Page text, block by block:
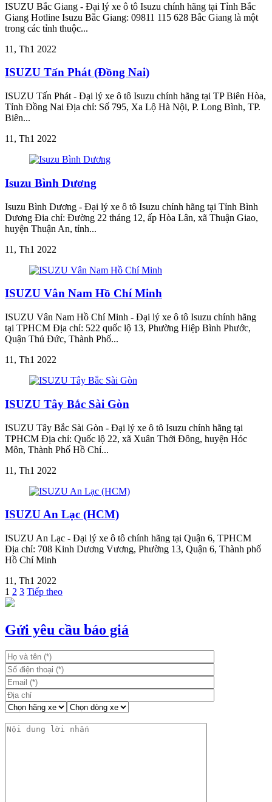
ISUZU Bắc Giang - Đại lý xe ô tô Isuzu chính hãng tại Tỉnh Bắc
Giang Hotline Isuzu Bắc Giang: 09811 115 628 Bắc Giang là một
trong các tỉnh thuộc...
11, Th1 2022
ISUZU Tấn Phát (Đồng Nai)
ISUZU Tấn Phát - Đại lý xe ô tô Isuzu chính hãng tại TP Biên Hòa,
Tỉnh Đồng Nai Địa chỉ: Số 795, Xa Lộ Hà Nội, P. Long Bình, TP.
Biên...
11, Th1 2022
Isuzu Bình Dương
Isuzu Bình Dương - Đại lý xe ô tô Isuzu chính hãng tại Tỉnh Bình
Dương Đia chỉ: Đường 22 tháng 12, ấp Hòa Lân, xã Thuận Giao,
huyện Thuận An, tỉnh...
11, Th1 2022
ISUZU Vân Nam Hồ Chí Minh
ISUZU Vân Nam Hồ Chí Minh - Đại lý xe ô tô Isuzu chính hãng
tại TPHCM Địa chỉ: 522 quốc lộ 13, Phường Hiệp Bình Phước,
Quận Thủ Đức, Thành Phố...
11, Th1 2022
ISUZU Tây Bắc Sài Gòn
ISUZU Tây Bắc Sài Gòn - Đại lý xe ô tô Isuzu chính hãng tại
TPHCM Địa chỉ: Quốc lộ 22, xã Xuân Thới Đông, huyện Hóc
Môn, Thành Phố Hồ Chí...
11, Th1 2022
ISUZU An Lạc (HCM)
ISUZU An Lạc - Đại lý xe ô tô chính hãng tại Quận 6, TPHCM
Địa chỉ: 708 Kinh Dương Vương, Phường 13, Quận 6, Thành phố
Hồ Chí Minh
11, Th1 2022
Phân
trang
bài
viết
1 2 3 Tiếp theo
Gửi yêu cầu báo giá